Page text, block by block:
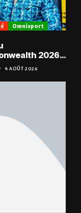
Omnisport
2026 :
ne
pas du ciel »,
Boukpeti
4 AOÛT 2026